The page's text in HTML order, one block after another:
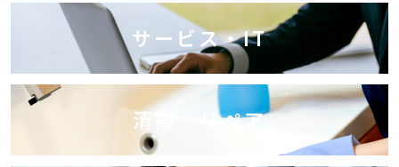
サービス・IT
清掃・リペア